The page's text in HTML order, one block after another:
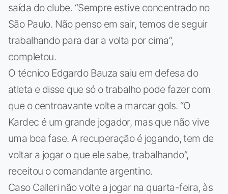
saída do clube. “Sempre estive concentrado no
São Paulo. Não penso em sair, temos de seguir
trabalhando para dar a volta por cima”,
completou.
O técnico Edgardo Bauza saiu em defesa do
atleta e disse que só o trabalho pode fazer com
que o centroavante volte a marcar gols. “O
Kardec é um grande jogador, mas que não vive
uma boa fase. A recuperação é jogando, tem de
voltar a jogar o que ele sabe, trabalhando”,
receitou o comandante argentino.
Caso Calleri não volte a jogar na quarta-feira, às